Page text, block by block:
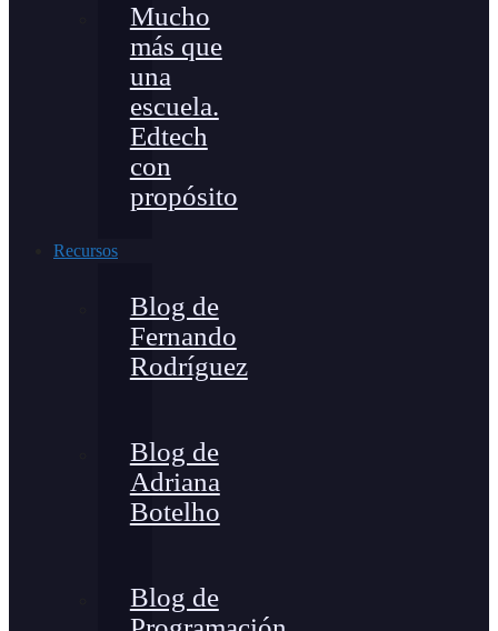
Mucho
más que
una
escuela.
Edtech
con
propósito
Recursos
Blog de
Fernando
Rodríguez
Blog de
Adriana
Botelho
Blog de